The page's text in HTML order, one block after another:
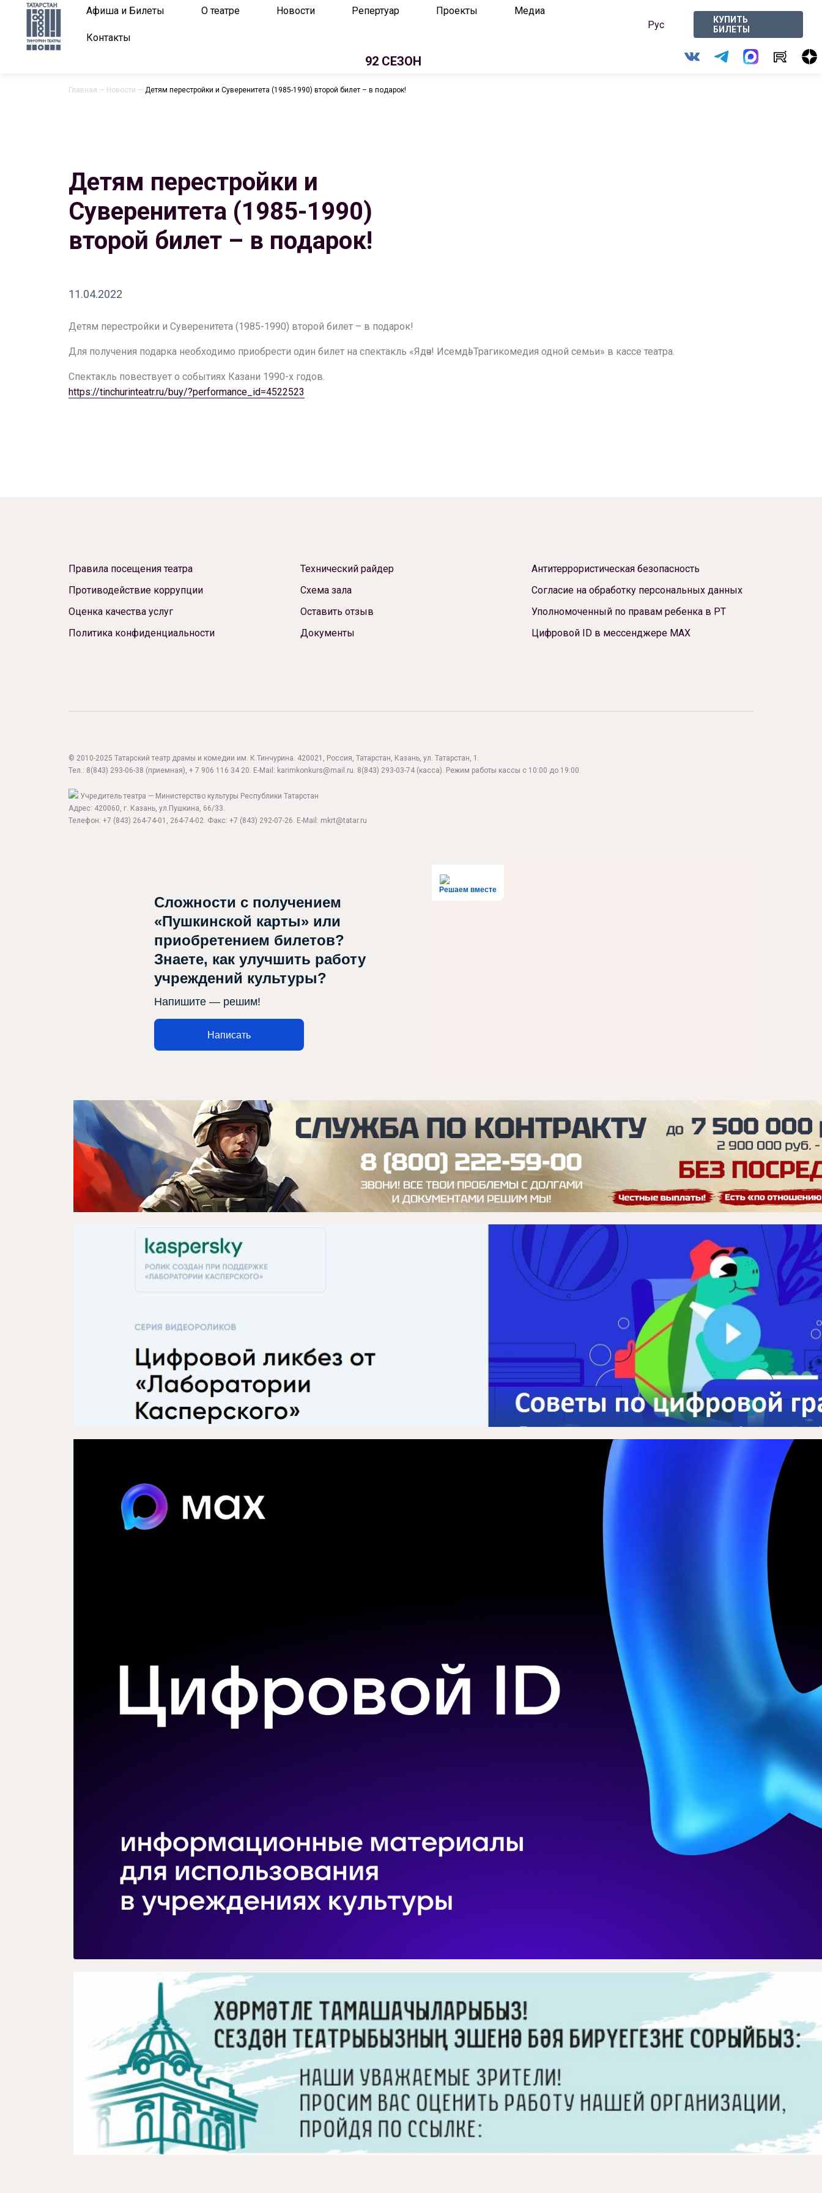
Афиша и Билеты О театре Новости Репертуар Проекты Медиа
Контакты
Рус
КУПИТЬ
БИЛЕТЫ
92 СЕЗОН
О театре
Новости
Репертуар
Проекты
Медиа
Контакты
Главная — Новости — Детям перестройки и Суверенитета (1985-1990) второй билет – в подарок!
Детям перестройки и
Суверенитета (1985-1990)
второй билет – в подарок!
11.04.2022
Детям перестройки и Суверенитета (1985-1990) второй билет – в подарок!
Для получения подарка необходимо приобрести один билет на спектакль «Ядәч! Исемдә! Трагикомедия одной семьи» в кассе театра.
Спектакль повествует о событиях Казани 1990-х годов.
https://tinchurinteatr.ru/buy/?performance_id=4522523
Правила посещения театра
Противодействие коррупции
Оценка качества услуг
Политика конфиденциальности
Технический райдер
Схема зала
Оставить отзыв
Документы
Антитеррористическая безопасность
Согласие на обработку персональных данных
Уполномоченный по правам ребенка в РТ
Цифровой ID в мессенджере МАХ
© 2010-2025 Татарский театр драмы и комедии им. К.Тинчурина. 420021, Россия, Татарстан, Казань, ул. Татарстан, 1.
Тел.: 8(843) 293-06-38 (приемная), + 7 906 116 34 20. E-Mail: karimkonkurs@mail.ru. 8(843) 293-03-74 (касса). Режим работы кассы с 10:00 до 19:00.
Учредитель театра — Министерство культуры Республики Татарстан
Адрес: 420060, г. Казань, ул.Пушкина, 66/33.
Телефон: +7 (843) 264-74-01, 264-74-02. Факс: +7 (843) 292-07-26. E-Mail: mkrt@tatar.ru
Решаем вместе
Сложности с получением
«Пушкинской карты» или
приобретением билетов?
Знаете, как улучшить работу
учреждений культуры?
Напишите — решим!
Написать